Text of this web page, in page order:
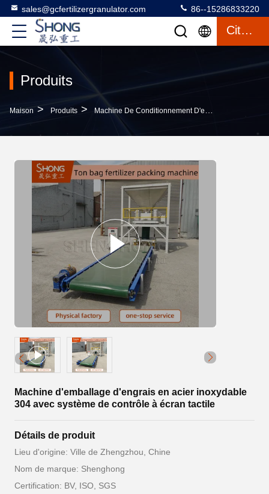
sales@gcfertilizergranulator.com 86--15286833220
Citation
Produits
Maison > Produits > Machine De Conditionnement D'engrais
Machine d'emballage d'engrais en acier inoxydable
304 avec système de contrôle à écran tactile
Détails de produit
Lieu d'origine: Ville de Zhengzhou, Chine
Nom de marque: Shenghong
Certification: BV, ISO, SGS